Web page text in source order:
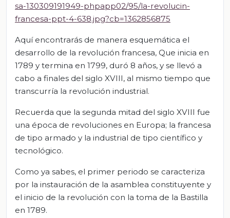
sa-130309191949-phpapp02/95/la-revolucin-
francesa-ppt-4-638.jpg?cb=1362856875
Aquí encontrarás de manera esquemática el
desarrollo de la revolución francesa, Que inicia en
1789 y termina en 1799, duró 8 años, y se llevó a
cabo a finales del siglo XVIII, al mismo tiempo que
transcurría la revolución industrial.
Recuerda que la segunda mitad del siglo XVIII fue
una época de revoluciones en Europa; la francesa
de tipo armado y la industrial de tipo científico y
tecnológico.
Como ya sabes, el primer periodo se caracteriza
por la instauración de la asamblea constituyente y
el inicio de la revolución con la toma de la Bastilla
en 1789.